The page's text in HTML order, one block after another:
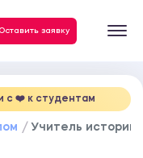
Оставить заявку
c ❤️ к студентам
Учитель истории